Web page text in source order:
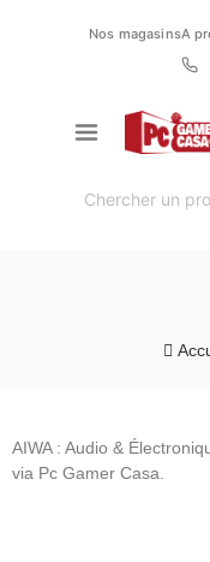
Nos magasinsA
AIWA : Audio &
via Pc Gamer Casa.